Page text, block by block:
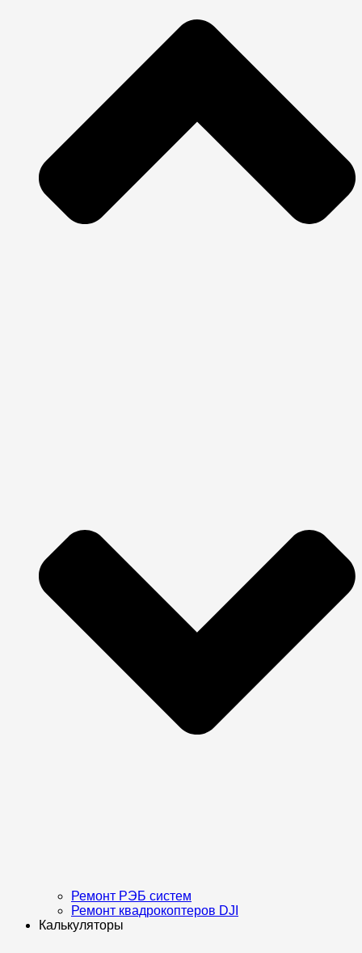
Ремонт РЭБ систем
Ремонт квадрокоптеров DJI
Калькуляторы